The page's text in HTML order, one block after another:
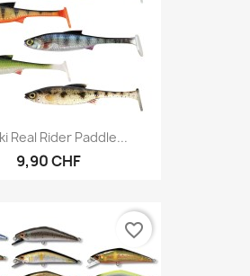
Real Rider Paddle...
9,90 CHF
favorite_border